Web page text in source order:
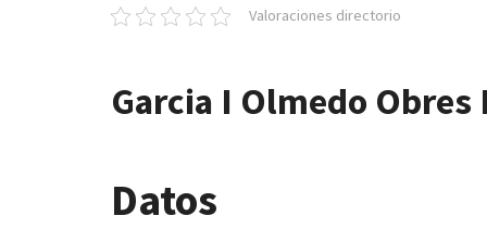
Valoraciones directorio
Garcia I Olmedo Obres
Datos